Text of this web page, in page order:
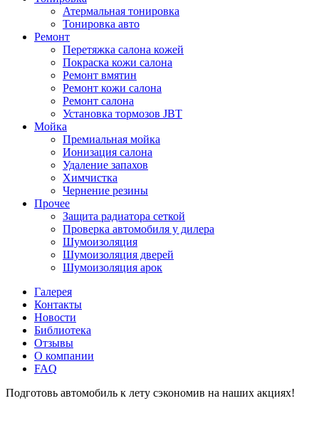
Атермальная тонировка
Тонировка авто
Ремонт
Перетяжка салона кожей
Покраска кожи салона
Ремонт вмятин
Ремонт кожи салона
Ремонт салона
Установка тормозов JBT
Мойка
Премиальная мойка
Ионизация салона
Удаление запахов
Химчистка
Чернение резины
Прочее
Защита радиатора сеткой
Проверка автомобиля у дилера
Шумоизоляция
Шумоизоляция дверей
Шумоизоляция арок
Галерея
Контакты
Новости
Библиотека
Отзывы
О компании
FAQ
Подготовь автомобиль к лету сэкономив на наших акциях!